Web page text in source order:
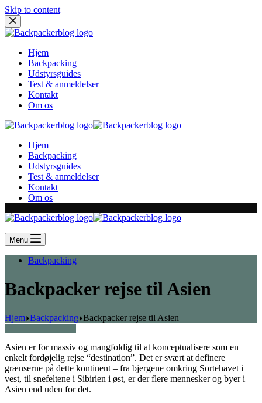
Skip to content
Hjem
Backpacking
Udstyrsguides
Test & anmeldelser
Kontakt
Om os
Hjem
Backpacking
Udstyrsguides
Test & anmeldelser
Kontakt
Om os
Menu
Backpacking
Backpacker rejse til Asien
Hjem Backpacking Backpacker rejse til Asien
Asien er for massiv og mangfoldig til at konceptualisere som en
enkelt fordøjelig rejse “destination”. Det er svært at definere
grænserne på dette kontinent – fra bjergene omkring Sortehavet i
vest, til snefeltene i Sibirien i øst, er der flere mennesker og byer i
Asien end uden for det.